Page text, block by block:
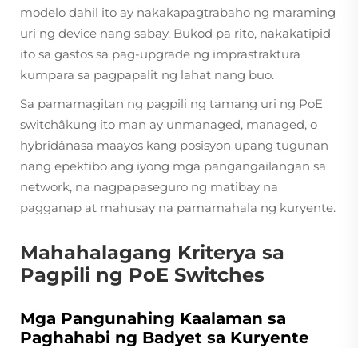
modelo dahil ito ay nakakapagtrabaho ng maraming
uri ng device nang sabay. Bukod pa rito, nakakatipid
ito sa gastos sa pag-upgrade ng imprastraktura
kumpara sa pagpapalit ng lahat nang buo.
Sa pamamagitan ng pagpili ng tamang uri ng PoE
switchâkung ito man ay unmanaged, managed, o
hybridânasa maayos kang posisyon upang tugunan
nang epektibo ang iyong mga pangangailangan sa
network, na nagpapaseguro ng matibay na
pagganap at mahusay na pamamahala ng kuryente.
Mahahalagang Kriterya sa
Pagpili ng PoE Switches
Mga Pangunahing Kaalaman sa
Paghahabi ng Badyet sa Kuryente